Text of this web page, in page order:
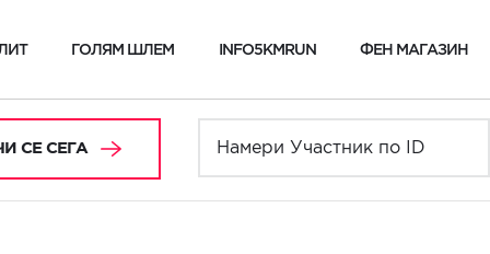
ГОЛЯМ ШЛЕМ INFO5KMRUN ФЕН МАГАЗИН
СЕ СЕГА